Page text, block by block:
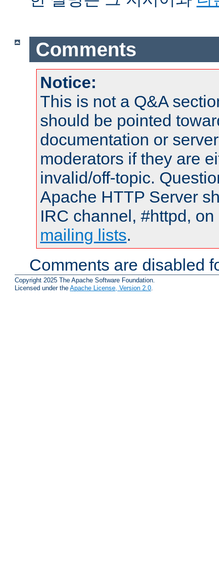
Comments
Notice:
This is not a Q&A
should be pointed
documentation or
moderators if they are
invalid/off-topic.
Apache HTTP Server
IRC channel, #httpd,
mailing lists.
Comments are disabled
Copyright 2025 The Apache Software Foundation.
Licensed under the Apache License, Version 2.0